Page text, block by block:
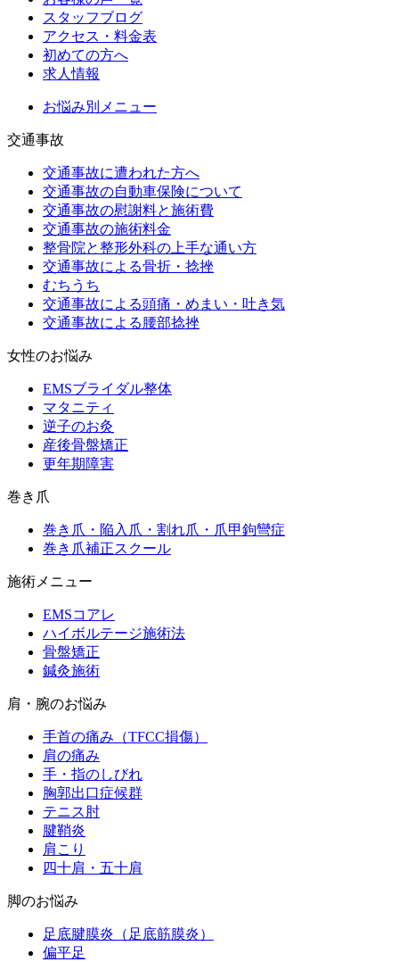
スタッフブログ
アクセス・料金表
初めての方へ
求人情報
お悩み別メニュー
交通事故
交通事故に遭われた方へ
交通事故の自動車保険について
交通事故の慰謝料と施術費
交通事故の施術料金
整骨院と整形外科の上手な通い方
交通事故による骨折・捻挫
むちうち
交通事故による頭痛・めまい・吐き気
交通事故による腰部捻挫
女性のお悩み
EMSブライダル整体
マタニティ
逆子のお灸
産後骨盤矯正
更年期障害
巻き爪
巻き爪・陥入爪・割れ爪・爪甲鉤彎症
巻き爪補正スクール
施術メニュー
EMSコアレ
ハイボルテージ施術法
骨盤矯正
鍼灸施術
肩・腕のお悩み
手首の痛み（TFCC損傷）
肩の痛み
手・指のしびれ
胸郭出口症候群
テニス肘
腱鞘炎
肩こり
四十肩・五十肩
脚のお悩み
足底腱膜炎（足底筋膜炎）
偏平足